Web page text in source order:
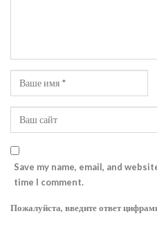
Save my name, email, and
time I comment.
Пожалуйста, введите ответ